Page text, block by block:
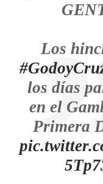
Los
los días
en el
Primera